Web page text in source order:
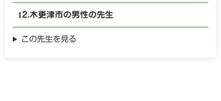
木更津市の男性の先生
この先生を見る